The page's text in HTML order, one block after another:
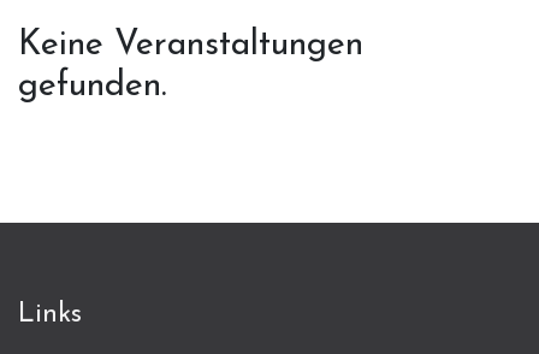
Keine Veranstaltungen
gefunden.
Links